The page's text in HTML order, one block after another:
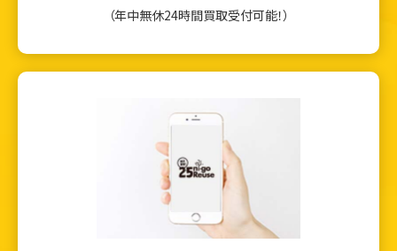
（年中無休24時間買取受付可能！）